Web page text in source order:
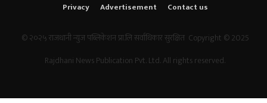
Privacy Advertisement Contact us
© २०२५ राजधानी न्युज पब्लिकेशन प्रा.लि सर्वाधिकार सुरक्षित Copyright © 2025
Rajdhani News Publication Pvt. Ltd. All rights reserved.